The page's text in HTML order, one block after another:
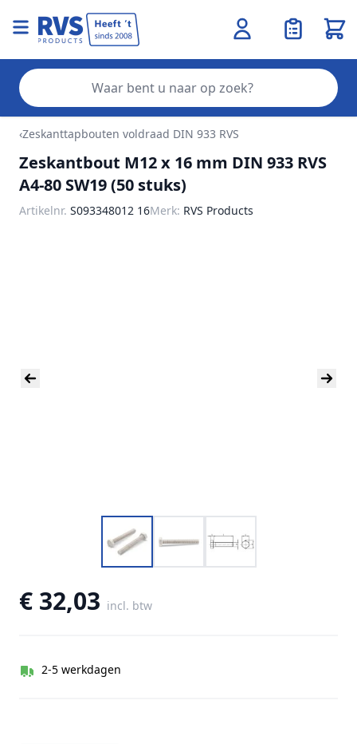
Ga naar de inhoud
‹Zeskanttapbouten voldraad DIN 933 RVS
Zeskantbout M12 x 16 mm DIN 933 RVS
A4-80 SW19 (50 stuks)
Artikelnr. S093348012 16Merk: RVS Products
€ 32,03 incl. btw
2-5 werkdagen